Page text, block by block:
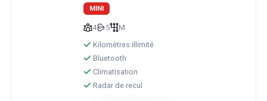
MINI
4 5
M
Kilomètres illimité
Bluetooth
Climatisation
Radar de recul